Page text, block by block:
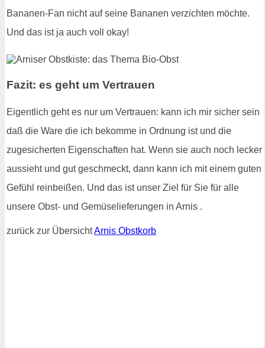
Bananen-Fan nicht auf seine Bananen verzichten möchte.
Und das ist ja auch voll okay!
Fazit: es geht um Vertrauen
Eigentlich geht es nur um Vertrauen: kann ich mir sicher sein
daß die Ware die ich bekomme in Ordnung ist und die
zugesicherten Eigenschaften hat. Wenn sie auch noch lecker
aussieht und gut geschmeckt, dann kann ich mit einem guten
Gefühl reinbeißen. Und das ist unser Ziel für Sie für alle
unsere Obst- und Gemüselieferungen in Arnis .
zurück zur ÜbersichtArnis Obstkorb